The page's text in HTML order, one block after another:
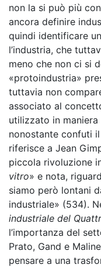
non la si può più
ancora definire
quindi identificare
l’industria, che
meno che non ci si
«protoindustria»
tuttavia non
associato al
utilizzato in maniera
nonostante confuti il
riferisce a Jean
piccola rivoluzione
vitro» e nota,
siamo però lontani
industriale» (534).
industriale del
l’importanza del
Prato, Gand e
pensare a una